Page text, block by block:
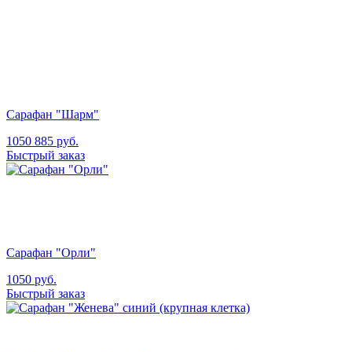
Сарафан "Шарм"
1050 885 руб.
Быстрый заказ
Сарафан "Орли"
1050 руб.
Быстрый заказ